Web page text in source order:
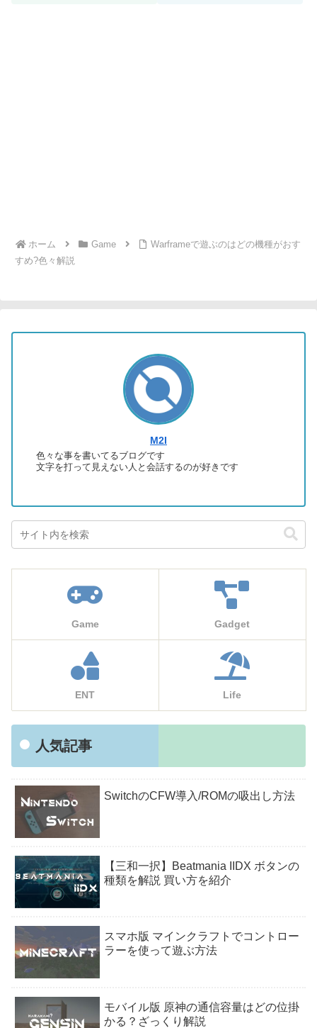
ホーム Game
Warframeで遊ぶのはどの機種がおす
すめ?色々解説
M2I
色々な事を書いてるブログです
文字を打って見えない人と会話するのが好きです
Game Gadget
ENT Life
人気記事
SwitchのCFW導入/ROMの吸出し方法
【三和一択】Beatmania IIDX ボタンの
種類を解説 買い方を紹介
スマホ版 マインクラフトでコントロー
ラーを使って遊ぶ方法
モバイル版 原神の通信容量はどの位掛
かる？ざっくり解説